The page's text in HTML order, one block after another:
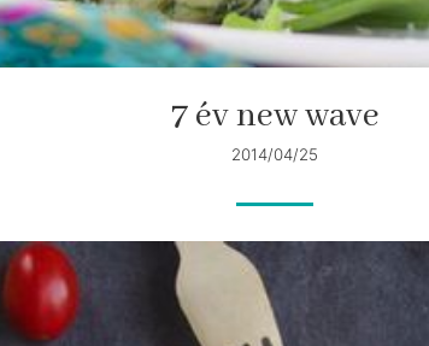
7 év new wave
2014/04/25